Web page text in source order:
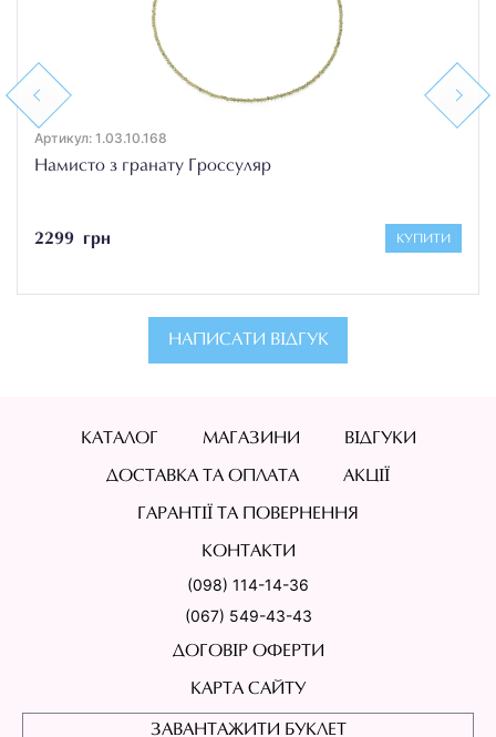
Previous
Артикул: 1.03.10.168
Намисто з гранату Гроссуляр
2299 грн КУПИТИ
Next
НАПИСАТИ ВІДГУК
КАТАЛОГ МАГАЗИНИ ВІДГУКИ
ДОСТАВКА ТА ОПЛАТА АКЦІЇ
ГАРАНТІЇ ТА ПОВЕРНЕННЯ
КОНТАКТИ
(098) 114-14-36
(067) 549-43-43
ДОГОВІР ОФЕРТИ
КАРТА САЙТУ
ЗАВАНТАЖИТИ БУКЛЕТ